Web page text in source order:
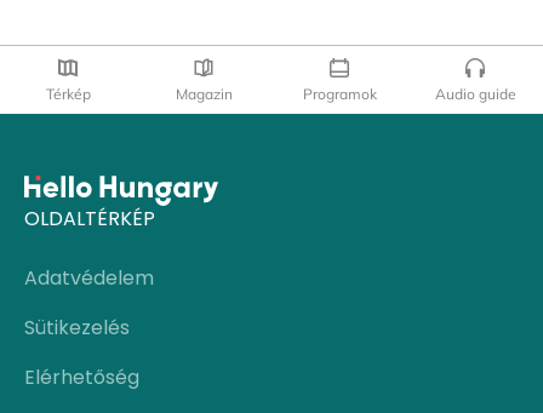
Térkép Magazin Programok Audio guide
OLDALTÉRKÉP
Adatvédelem
Sütikezelés
Elérhetőség